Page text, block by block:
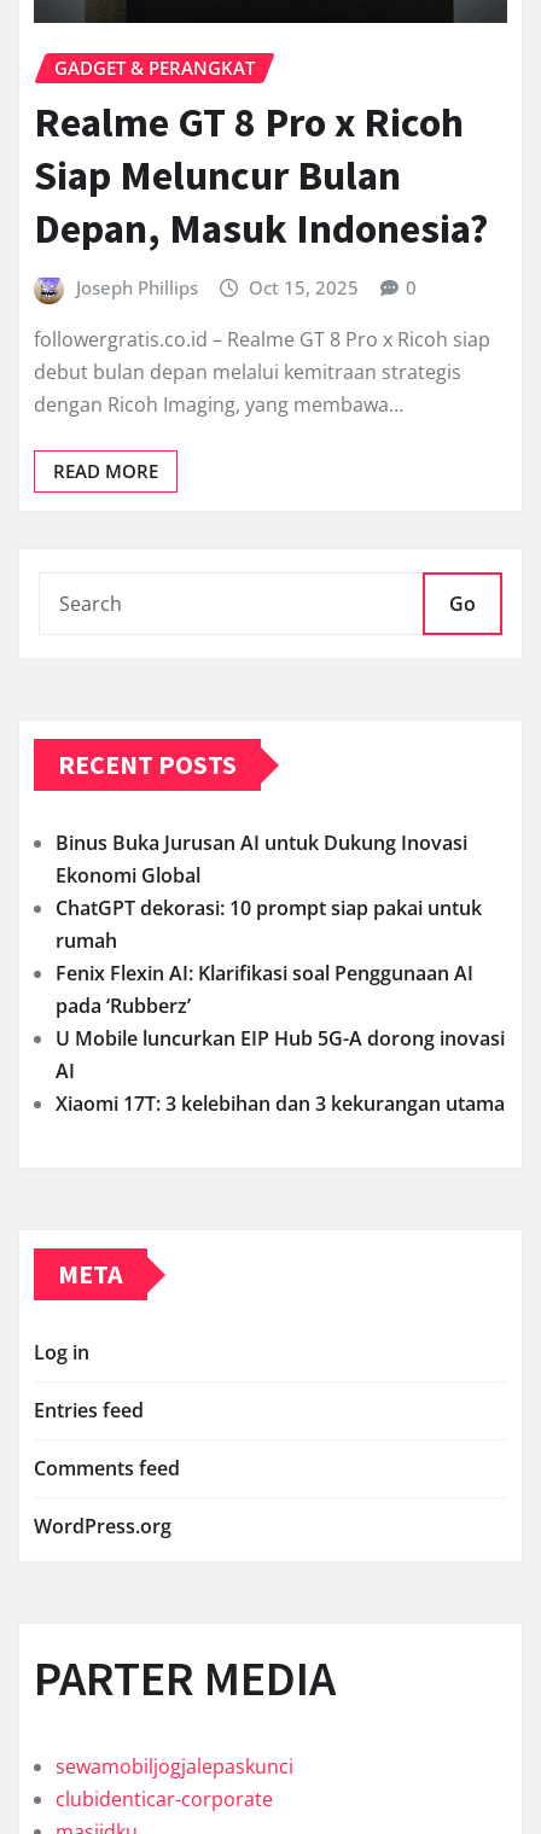
GADGET & PERANGKAT
Realme GT 8 Pro x Ricoh
Siap Meluncur Bulan
Depan, Masuk Indonesia?
Joseph Phillips Oct 15, 2025 0
followergratis.co.id – Realme GT 8 Pro x Ricoh siap
debut bulan depan melalui kemitraan strategis
dengan Ricoh Imaging, yang membawa…
READ MORE
Go
RECENT POSTS
Binus Buka Jurusan AI untuk Dukung Inovasi
Ekonomi Global
ChatGPT dekorasi: 10 prompt siap pakai untuk
rumah
Fenix Flexin AI: Klarifikasi soal Penggunaan AI
pada ‘Rubberz’
U Mobile luncurkan EIP Hub 5G-A dorong inovasi
AI
Xiaomi 17T: 3 kelebihan dan 3 kekurangan utama
META
Log in
Entries feed
Comments feed
WordPress.org
PARTER MEDIA
sewamobiljogjalepaskunci
clubidenticar-corporate